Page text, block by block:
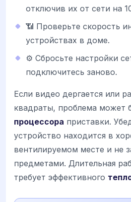
отключив их от сети на
📶 Проверьте скорость
устройствах в доме.
⚙️ Сбросьте настройки
подключитесь заново.
Если видео дергается или
квадраты, проблема может
процессора приставки.
устройство находится в
вентилируемом месте и не
предметами. Длительная
требует эффективного